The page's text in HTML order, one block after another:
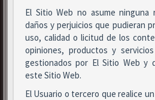
El Sitio Web no asume ninguna
daños y perjuicios que pudieran
uso, calidad o licitud de los
opiniones, productos y
gestionados por El Sitio Web y
este Sitio Web.
El Usuario o tercero que realice